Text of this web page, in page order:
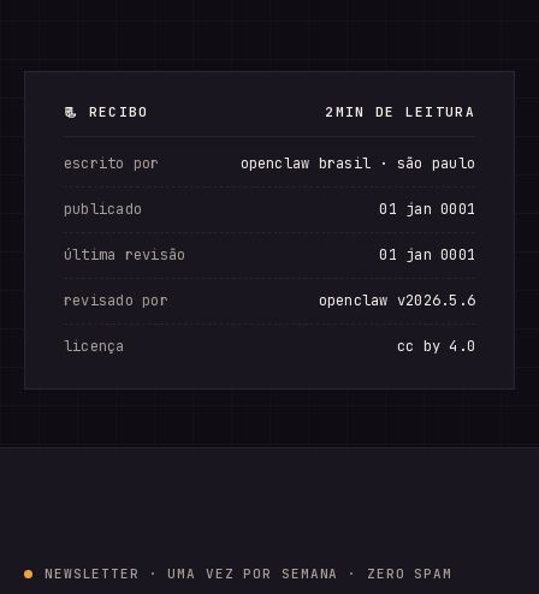
📃 RECIBO 2MIN DE LEITURA
escrito por openclaw brasil · são paulo
publicado 01 jan 0001
última revisão 01 jan 0001
revisado por openclaw v2026.5.6
licença cc by 4.0
NEWSLETTER · UMA VEZ POR SEMANA · ZERO SPAM